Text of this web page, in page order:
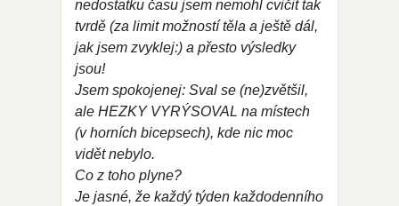
nedostatku času jsem nemohl cvičit tak
tvrdě (za limit možností těla a ještě dál,
jak jsem zvyklej:) a přesto výsledky
jsou!
Jsem spokojenej: Sval se (ne)zvětšil,
ale HEZKY VYRÝSOVAL na místech
(v horních bicepsech), kde nic moc
vidět nebylo.
Co z toho plyne?
Je jasné, že každý týden každodenního